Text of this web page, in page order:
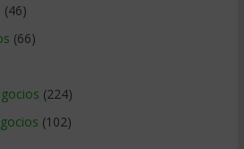
(46)
(66)
(224)
(102)